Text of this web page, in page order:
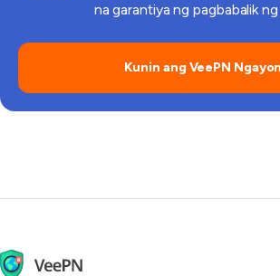
na garantiya ng pagbabalik ng
Kunin ang VeePN Ngayon